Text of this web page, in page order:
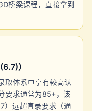
桥梁课程，直接拿到
）
取体系中享有较高认
要求通常为85+，该
）远超直录要求（通